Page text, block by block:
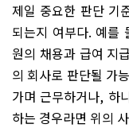
제일 중요한 판단 기
되는지 여부다. 예를
원의 채용과 급여 지
의 회사로 판단될 가
가며 근무하거나, 하
하는 경우라면 위의